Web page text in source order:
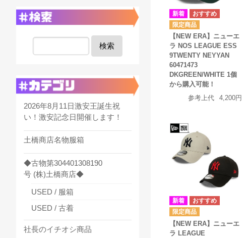
【NEW ERA】ニューエ
ラ NOS LEAGUE ESS
9TWENTY NEYYAN
60471473
DKGREEN/WHITE 1個
から購入可能！
参考上代
4,200円
【NEW ERA】ニューエ
ラ LEAGUE
検索
2026年8月11日激安王誕生祝
い！激安記念日開催します！
土橋商店名物服箱
◆古物第304401308190
号 (株)土橋商店◆
USED / 服箱
USED / 古着
社長のイチオシ商品